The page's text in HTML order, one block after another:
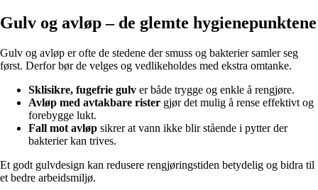
Gulv og avløp – de glemte hygienepunktene
Gulv og avløp er ofte de stedene der smuss og bakterier samler seg
først. Derfor bør de velges og vedlikeholdes med ekstra omtanke.
Sklisikre, fugefrie gulv er både trygge og enkle å rengjøre.
Avløp med avtakbare rister gjør det mulig å rense effektivt og
forebygge lukt.
Fall mot avløp sikrer at vann ikke blir stående i pytter der
bakterier kan trives.
Et godt gulvdesign kan redusere rengjøringstiden betydelig og bidra til
et bedre arbeidsmiljø.